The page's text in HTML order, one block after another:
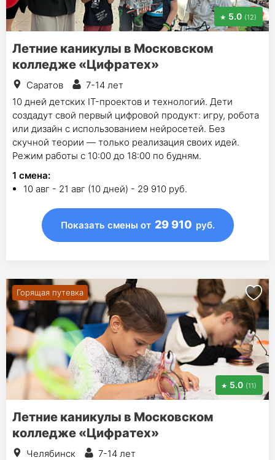
5.0 (12)
Летние каникулы в Московском
колледже «Цифратех»
Саратов
7-14 лет
10 дней детских IT-проектов и технологий. Дети
создадут свой первый цифровой продукт: игру, робота
или дизайн с использованием нейросетей. Без
скучной теории — только реализация своих идей.
Режим работы с 10:00 до 18:00 по будням.
1 смена:
10 авг - 21 авг (10 дней) - 29 910 руб.
Показать смены от 29 910 руб.
Горящая путевка
5.0 (11)
Летние каникулы в Московском
колледже «Цифратех»
Челябинск
7-14 лет